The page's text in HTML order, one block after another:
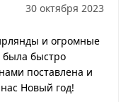
30 октября 2023
и огромные
быстро
поставлена и
Новый год!